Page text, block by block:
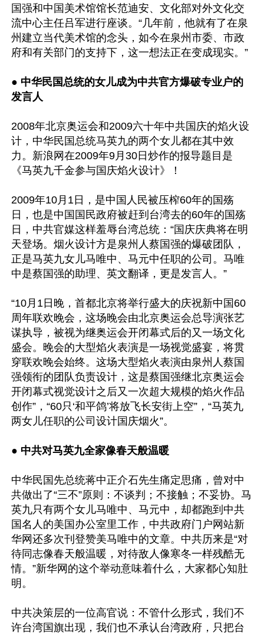
国强和中国美术馆馆长范迪安、文化部对外文化交
流中心主任吕军进行座谈。“几年前，他就有了在泉
州建立当代美术馆的念头，如今在泉州市委、市政
府和有关部门的支持下，这一想法正在变成现实。”
● 中华民国总统的女儿成为中共官方爆破专业户的
发言人
2008年北京奥运会和2009六十年中共国庆的焰火设
计，中华民国总统马英九的两个女儿都在其中效
力。新浪网在2009年9月30日炒作的报导题目是
《马英九千金参与国庆焰火设计》！
2009年10月1日，是中国人民被压榨60年的国殇
日，也是中国国民政府被赶到台湾去的60年的国殇
日，中共官媒这样羞辱台湾总统：“国庆庆典将在明
天登场。烟火设计方是泉州人蔡国强的爆破团队，
正是马英九女儿马唯中、马元中任职的公司。马唯
中是蔡国强的助理、英文翻译，更是发言人。”
“10月1日晚，首都北京将举行盛大的庆祝新中国60
周年联欢晚会，这场晚会由北京奥运会总导演张艺
谋执导，被视为继奥运会开闭幕式后的又一场文化
盛会。晚会的大型焰火表演是一场视觉盛宴，将贯
穿联欢晚会始终。这场大型焰火表演由泉州人蔡国
强领衔的团队负责设计，这是蔡国强继北京奥运会
开闭幕式视觉设计之后又一次超大规模的焰火作品
创作”，“60只‘和平鸽’将放飞长安街上空”，“马英九
两女儿任职的公司设计国庆烟火”。
● 中共对马英九全家像春天般温暖
中华民国先总统蒋中正介石先生痛定思痛，曾对中
共做出了“三不”原则：不谈判；不接触；不妥协。马
英九只有两个女儿马唯中、马元中，却都跑到中共
国名人的美国办公室里工作，中共政府门户网站新
华网还多次刊登赞美马唯中的文章。中共历来是“对
待同志像春天般温暖，对待敌人像寒冬一样残酷无
情。”新华网的这个举动意味着什么，大家都心知肚
明。
中共决策层的一位高官说：不管什么形式，我们不
许台湾国旗出现，我们也不承认台湾政府，只把台